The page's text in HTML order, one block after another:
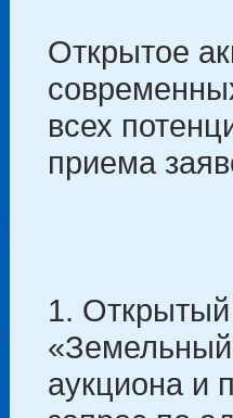
Открытое
всех
приема
1.
аукциона и